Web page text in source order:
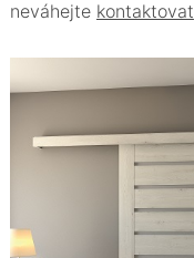
neváhejte kontaktovat